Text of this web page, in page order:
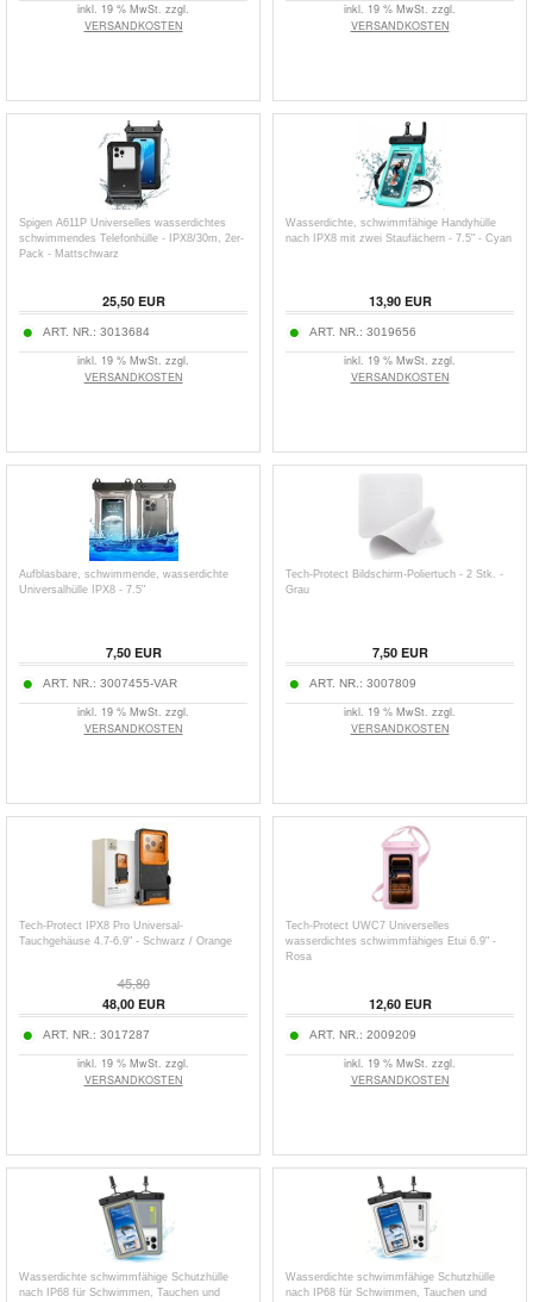
inkl. 19 % MwSt. zzgl.
VERSANDKOSTEN
inkl. 19 % MwSt. zzgl.
VERSANDKOSTEN
Spigen A611P Universelles wasserdichtes
schwimmendes Telefonhülle - IPX8/30m, 2er-
Pack - Mattschwarz
25,50EUR
ART. NR.: 3013684
inkl. 19 % MwSt. zzgl.
VERSANDKOSTEN
Wasserdichte, schwimmfähige Handyhülle
nach IPX8 mit zwei Staufächern - 7.5" - Cyan
13,90EUR
ART. NR.: 3019656
inkl. 19 % MwSt. zzgl.
VERSANDKOSTEN
Aufblasbare, schwimmende, wasserdichte
Universalhülle IPX8 - 7.5"
7,50EUR
ART. NR.: 3007455-VAR
inkl. 19 % MwSt. zzgl.
VERSANDKOSTEN
Tech-Protect Bildschirm-Poliertuch - 2 Stk. -
Grau
7,50EUR
ART. NR.: 3007809
inkl. 19 % MwSt. zzgl.
VERSANDKOSTEN
Tech-Protect IPX8 Pro Universal-
Tauchgehäuse 4.7-6.9" - Schwarz / Orange
45,80
48,00EUR
ART. NR.: 3017287
inkl. 19 % MwSt. zzgl.
VERSANDKOSTEN
Tech-Protect UWC7 Universelles
wasserdichtes schwimmfähiges Etui 6.9" -
Rosa
12,60EUR
ART. NR.: 2009209
inkl. 19 % MwSt. zzgl.
VERSANDKOSTEN
Wasserdichte schwimmfähige Schutzhülle
nach IP68 für Schwimmen, Tauchen und
Wasserdichte schwimmfähige Schutzhülle
nach IP68 für Schwimmen, Tauchen und